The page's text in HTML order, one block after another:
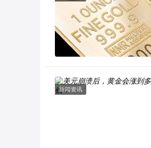
新闻资讯